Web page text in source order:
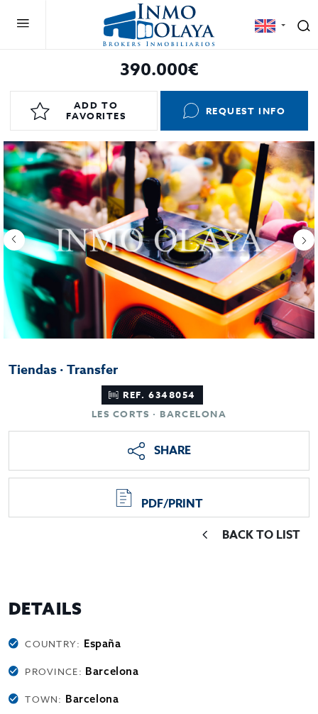
390.000€
ADD TO
FAVORITES
REQUEST INFO
Tiendas · Transfer
REF. 6348054
LES CORTS · BARCELONA
SHARE
PDF/PRINT
BACK TO LIST
DETAILS
COUNTRY: España
PROVINCE: Barcelona
TOWN: Barcelona